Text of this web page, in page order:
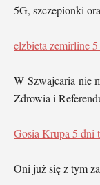
5G, szczepionki
elzbieta zemirline
W Szwajcaria nie
Zdrowia i
Gosia Krupa 5 dni
Oni już się z tym